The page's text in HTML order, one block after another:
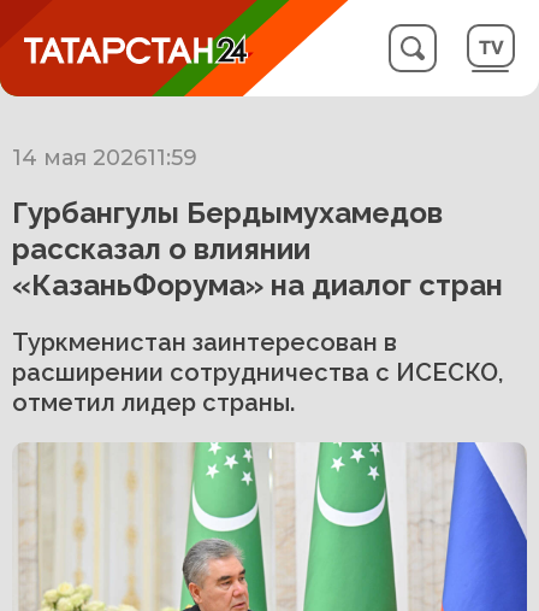
14 мая 202611:59
Гурбангулы Бердымухамедов
рассказал о влиянии
«КазаньФорума» на диалог стран
Туркменистан заинтересован в
расширении сотрудничества с ИСЕСКО,
отметил лидер страны.